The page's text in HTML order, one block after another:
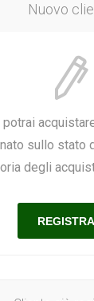
Nuovo
sullo stato
degli